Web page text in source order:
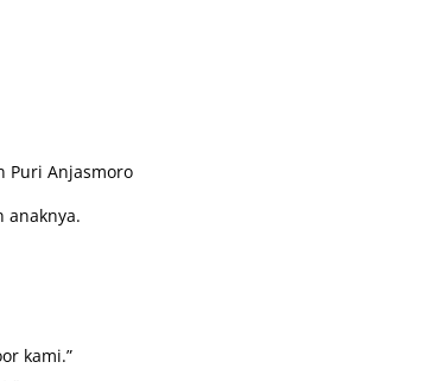
Puri Anjasmoro
anaknya.
kami.”